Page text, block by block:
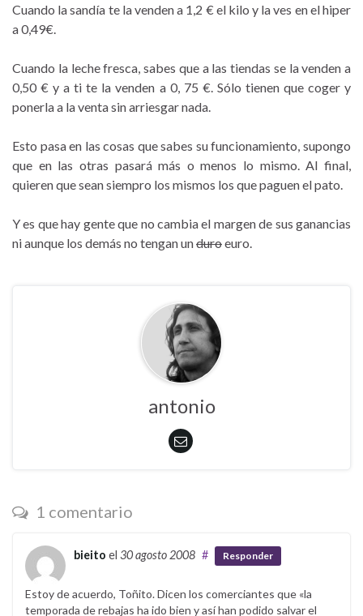
Cuando la sandía te la venden a 1,2 € el kilo y la ves en el hiper
a 0,49€.
Cuando la leche fresca, sabes que a las tiendas se la venden a
0,50 € y a ti te la venden a 0, 75 €. Sólo tienen que coger y
ponerla a la venta sin arriesgar nada.
Esto pasa en las cosas que sabes su funcionamiento, supongo
que en las otras pasará más o menos lo mismo. Al final,
quieren que sean siempro los mismos los que paguen el pato.
Y es que hay gente que no cambia el margen de sus ganancias
ni aunque los demás no tengan unduroeuro.
antonio
1 comentario
bieito el 30 agosto 2008 # Responder
Estoy de acuerdo, Toñito. Dicen los comerciantes que «la
temporada de rebajas ha ido bien y así han podido salvar el